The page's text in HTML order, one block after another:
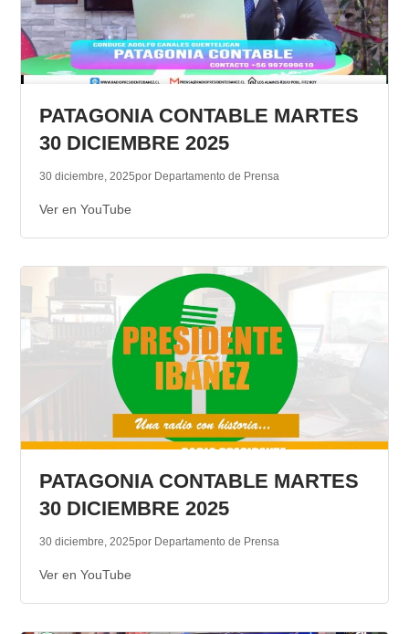
PATAGONIA CONTABLE MARTES
30 DICIEMBRE 2025
30 diciembre, 2025por Departamento de Prensa
Ver en YouTube
PATAGONIA CONTABLE MARTES
30 DICIEMBRE 2025
30 diciembre, 2025por Departamento de Prensa
Ver en YouTube